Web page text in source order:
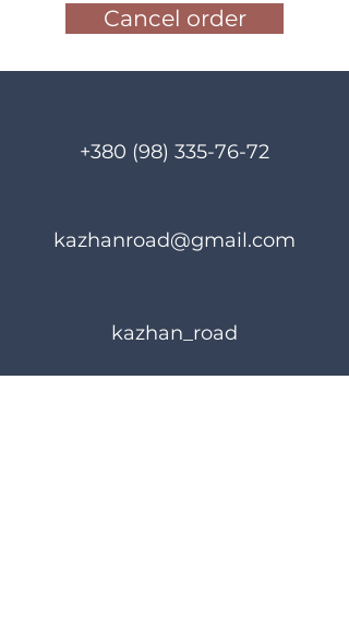
Cancel order
+380 (98) 335-76-72
kazhanroad@gmail.com
kazhan_road